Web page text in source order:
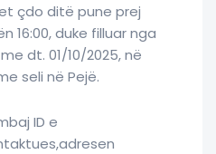
çdo ditë pune prej
16:00, duke filluar nga
dt. 01/10/2025, në
seli në Pejë.
ID e